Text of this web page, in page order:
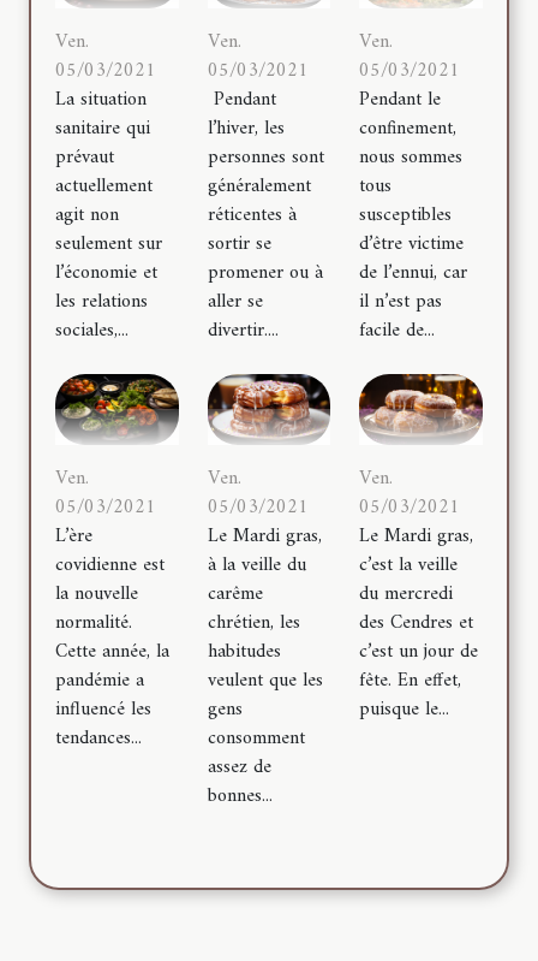
Ven.
05/03/2021
La situation
sanitaire qui
prévaut
actuellement
agit non
seulement sur
l’économie et
les relations
sociales,...
Ven.
05/03/2021
Pendant
l’hiver, les
personnes sont
généralement
réticentes à
sortir se
promener ou à
aller se
divertir....
Ven.
05/03/2021
Pendant le
confinement,
nous sommes
tous
susceptibles
d’être victime
de l’ennui, car
il n’est pas
facile de...
Ven.
05/03/2021
L’ère
covidienne est
la nouvelle
normalité.
Cette année, la
pandémie a
influencé les
tendances...
Ven.
05/03/2021
Le Mardi gras,
à la veille du
carême
chrétien, les
habitudes
veulent que les
gens
consomment
assez de
bonnes...
Ven.
05/03/2021
Le Mardi gras,
c’est la veille
du mercredi
des Cendres et
c’est un jour de
fête. En effet,
puisque le...